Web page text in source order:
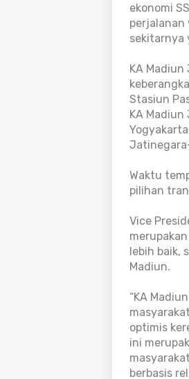
ekonomi
perjalanan
sekitarnya
KA
Stasiun
KA
Waktu
pilihan
Vice
lebih baik,
Madiun.
“KA
optimis
ini
berbasis